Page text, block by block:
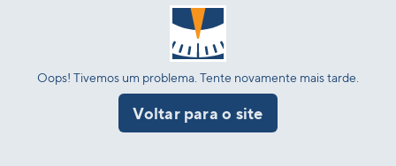
Oops! Tivemos um problema. Tente novamente mais tarde.
Voltar para o site